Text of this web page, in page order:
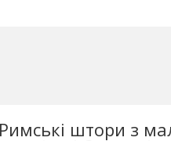
Римські штори з